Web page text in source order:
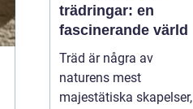
trädringar: en
fascinerande värld
Träd är några av
naturens mest
majestätiska skapelser,